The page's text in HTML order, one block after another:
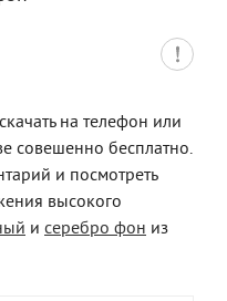
на телефон или
совешенно бесплатно.
и посмотреть
высокого
и серебро фон из